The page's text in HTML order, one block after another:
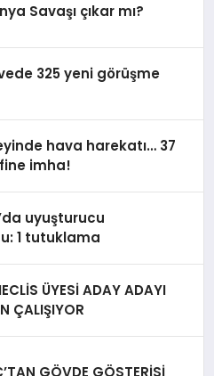
Savaşı çıkar mı?
325 yeni görüşme
hava harekatı… 37
imha!
uyuşturucu
1 tutuklama
ADAY ADAYI
ÇALIŞIYOR
GÖVDE GÖSTERİSİ